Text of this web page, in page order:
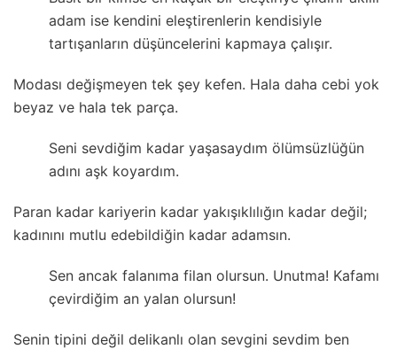
adam ise kendini eleştirenlerin kendisiyle
tartışanların düşüncelerini kapmaya çalışır.
Modası değişmeyen tek şey kefen. Hala daha cebi yok
beyaz ve hala tek parça.
Seni sevdiğim kadar yaşasaydım ölümsüzlüğün
adını aşk koyardım.
Paran kadar kariyerin kadar yakışıklılığın kadar değil;
kadınını mutlu edebildiğin kadar adamsın.
Sen ancak falanıma filan olursun. Unutma! Kafamı
çevirdiğim an yalan olursun!
Senin tipini değil delikanlı olan sevgini sevdim ben